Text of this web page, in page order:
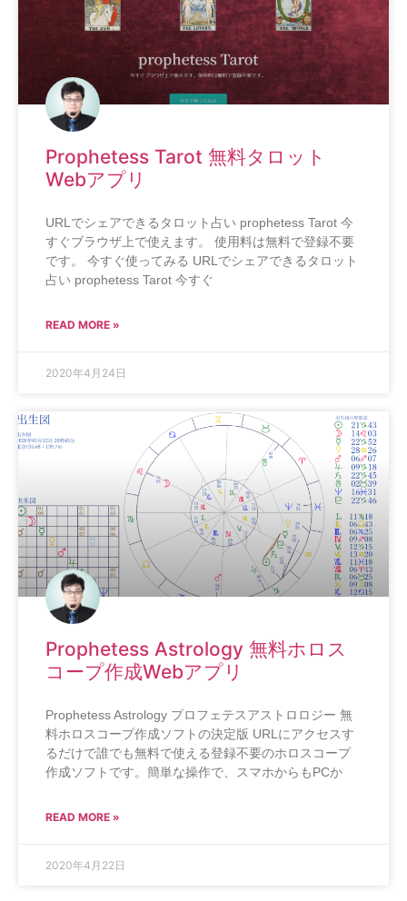
Prophetess Tarot 無料タロット
Webアプリ
URLでシェアできるタロット占い prophetess Tarot 今
すぐブラウザ上で使えます。 使用料は無料で登録不要
です。 今すぐ使ってみる URLでシェアできるタロット
占い prophetess Tarot 今すぐ
READ MORE »
2020年4月24日
Prophetess Astrology 無料ホロス
コープ作成Webアプリ
Prophetess Astrology プロフェテスアストロロジー 無
料ホロスコープ作成ソフトの決定版 URLにアクセスす
るだけで誰でも無料で使える登録不要のホロスコープ
作成ソフトです。簡単な操作で、スマホからもPCか
READ MORE »
2020年4月22日